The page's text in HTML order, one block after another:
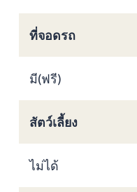
ที่จอดรถ
มี(ฟรี)
สัตว์เลี้ยง
ไม่ได้